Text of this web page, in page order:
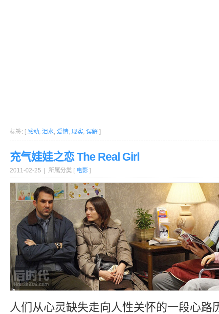
标签: [ 感动, 泪水, 爱情, 现实, 误解 ]
充气娃娃之恋 The Real Girl
2011-02-25 | 所属分类 [ 电影 ]
人们从心灵缺失走向人性关怀的一段心路